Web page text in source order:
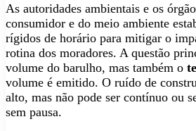
As autoridades ambientais e os
consumidor e do meio ambiente
rígidos de horário para mitigar o
rotina dos moradores. A questão
volume do barulho, mas também o
volume é emitido. O ruído de
alto, mas não pode ser contínuo ou
sem pausa.